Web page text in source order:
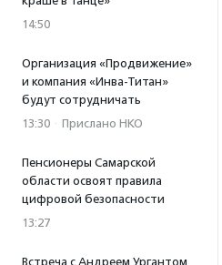
14:50
Организация «Продвижение»
и компания «Инва-Титан»
будут сотрудничать
13:30 · Прислано НКО
Пенсионеры Самарской
области освоят правила
цифровой безопасности
13:27
Встреча с Андреем Ургантом